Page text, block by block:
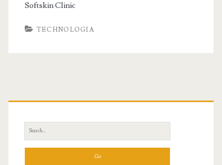
Softskin Clinic
TECHNOLOGIA
Primary
Sidebar
Search
for: